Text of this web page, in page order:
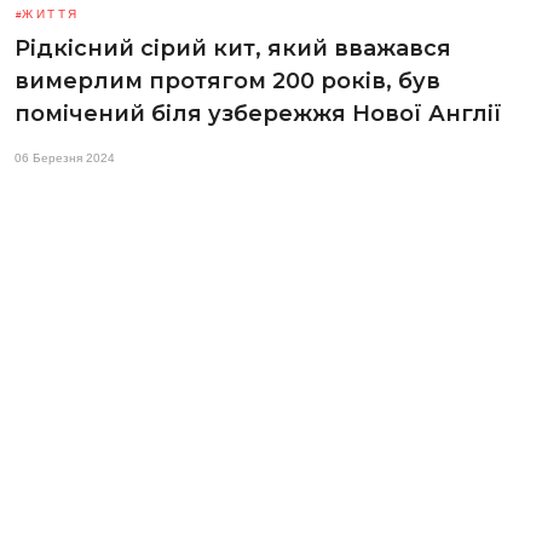
ЖИТТЯ
Рідкісний сірий кит, який вважався
вимерлим протягом 200 років, був
помічений біля узбережжя Нової Англії
06 Березня 2024